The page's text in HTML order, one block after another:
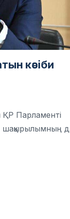
кәсіби
ҚР Парламенті
шақырылымның